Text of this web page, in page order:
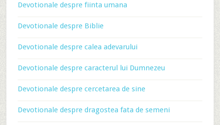
Devotionale despre fiinta umana
Devotionale despre Biblie
Devotionale despre calea adevarului
Devotionale despre caracterul lui Dumnezeu
Devotionale despre cercetarea de sine
Devotionale despre dragostea fata de semeni